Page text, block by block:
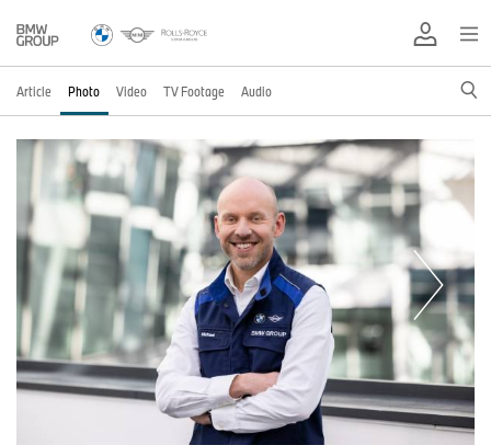
Article Photo Video TV Footage Audio